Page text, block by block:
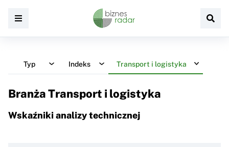
Typ Indeks Transport i logistyka
Branża Transport i logistyka
Wskaźniki analizy technicznej